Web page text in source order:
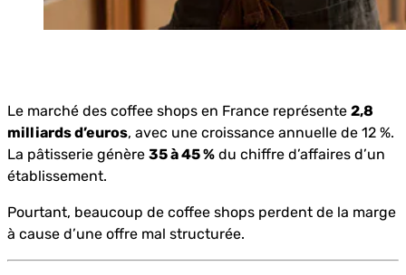
Le marché des coffee shops en France représente 2,8
milliards d’euros, avec une croissance annuelle de 12 %.
La pâtisserie génère 35 à 45 % du chiffre d’affaires d’un
établissement.
Pourtant, beaucoup de coffee shops perdent de la marge
à cause d’une offre mal structurée.